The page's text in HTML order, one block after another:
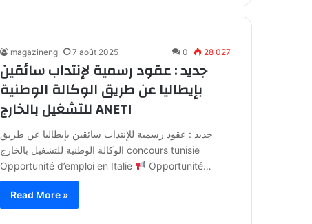
magazineng 7 août 2025 0 28 027
جديد : عقود رسمية لإنتداب سائقين
بإيطاليا عن طريق الوكالة الوطنية
للتشغيل بالخارج ANETI
جديد : عقود رسمية للإنتداب سائقين بإيطاليا عن طريق
الوكالة الوطنية للتشغيل بالخارج concours tunisie
Opportunité d’emploi en Italie
Opportunité…
Read More »